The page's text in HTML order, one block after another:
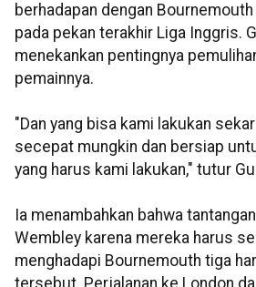
berhadapan dengan
pada pekan terakhir Liga Inggris.
menekankan pentingnya
pemainnya.
"Dan yang bisa kami lakukan
secepat mungkin dan bersiap
yang harus kami lakukan," tutur
Ia menambahkan bahwa
Wembley karena mereka harus
menghadapi Bournemouth tiga